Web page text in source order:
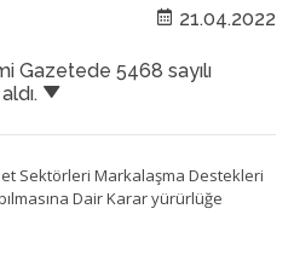
21.04.2022
Gazetede 5468 sayılı
Sektörleri Markalaşma Destekleri
Dair Karar yürürlüğe